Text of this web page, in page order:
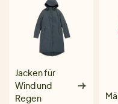
Jacken für
Wind und
Regen